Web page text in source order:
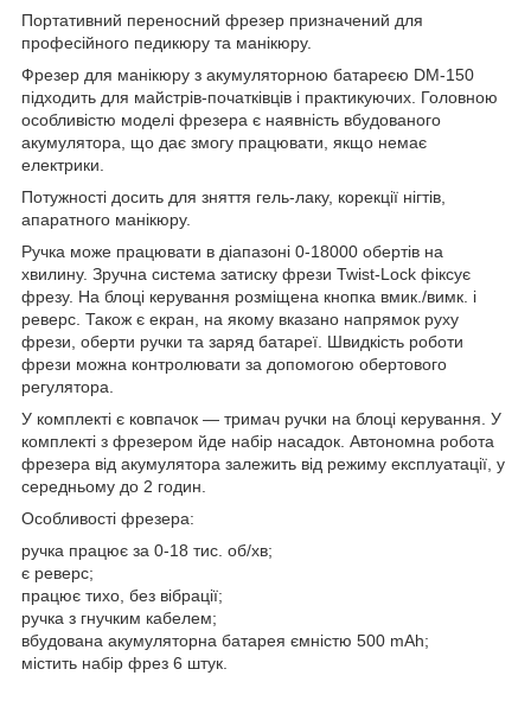
Портативний переносний фрезер призначений для
професійного педикюру та манікюру.
Фрезер для манікюру з акумуляторною батареєю DM-150
підходить для майстрів-початківців і практикуючих. Головною
особливістю моделі фрезера є наявність вбудованого
акумулятора, що дає змогу працювати, якщо немає
електрики.
Потужності досить для зняття гель-лаку, корекції нігтів,
апаратного манікюру.
Ручка може працювати в діапазоні 0-18000 обертів на
хвилину. Зручна система затиску фрези Twist-Lock фіксує
фрезу. На блоці керування розміщена кнопка вмик./вимк. і
реверс. Також є екран, на якому вказано напрямок руху
фрези, оберти ручки та заряд батареї. Швидкість роботи
фрези можна контролювати за допомогою обертового
регулятора.
У комплекті є ковпачок — тримач ручки на блоці керування. У
комплекті з фрезером йде набір насадок. Автономна робота
фрезера від акумулятора залежить від режиму експлуатації, у
середньому до 2 годин.
Особливості фрезера:
ручка працює за 0-18 тис. об/хв;
є реверс;
працює тихо, без вібрації;
ручка з гнучким кабелем;
вбудована акумуляторна батарея ємністю 500 mAh;
містить набір фрез 6 штук.